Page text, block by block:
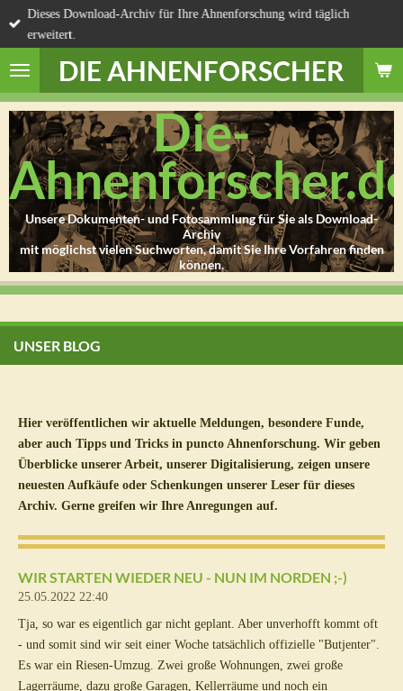
Zum
Hauptinhalt
springenDIE AHNENFORSCHER
Dieses Download-Archiv für Ihre Ahnenforschung wird täglich
erweitert.
Die-
Unsere Dokumenten- und Fotosammlung für Sie als Download-
Archiv
mit möglichst vielen Suchworten, damit Sie Ihre Vorfahren finden
können.
UNSER BLOG
Hier veröffentlichen wir aktuelle Meldungen, besondere Funde,
aber auch Tipps und Tricks in puncto Ahnenforschung. Wir geben
Überblicke unserer Arbeit, unserer Digitalisierung, zeigen unsere
neuesten Aufkäufe oder Schenkungen unserer Leser für dieses
Archiv. Gerne greifen wir Ihre Anregungen auf.
WIR STARTEN WIEDER NEU - NUN IM NORDEN ;-)
25.05.2022 22:40
Tja, so war es eigentlich gar nicht geplant. Aber unverhofft kommt oft
- und somit sind wir seit einer Woche tatsächlich offizielle "Butjenter".
Es war ein Riesen-Umzug. Zwei große Wohnungen, zwei große
Lagerräume, dazu große Garagen, Kellerräume und noch ein